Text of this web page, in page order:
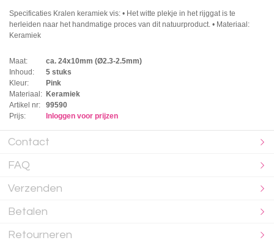
Specificaties Kralen keramiek vis: • Het witte plekje in het rijggat is te
herleiden naar het handmatige proces van dit natuurproduct. • Materiaal:
Keramiek
Maat:
ca. 24x10mm (Ø2.3-2.5mm)
Inhoud:
5 stuks
Kleur:
Pink
Materiaal: Keramiek
Artikel nr:
99590
Prijs:
Inloggen voor prijzen
Contact
FAQ
Verzenden
Betalen
Retourneren